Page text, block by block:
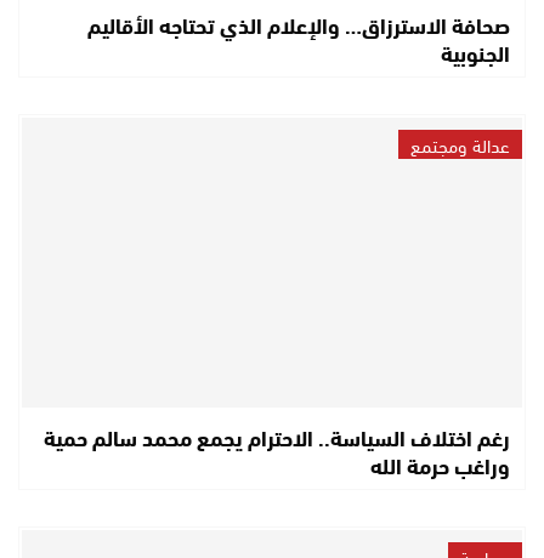
صحافة الاسترزاق… والإعلام الذي تحتاجه الأقاليم
الجنوبية
عدالة ومجتمع
رغم اختلاف السياسة.. الاحترام يجمع محمد سالم حمية
وراغب حرمة الله